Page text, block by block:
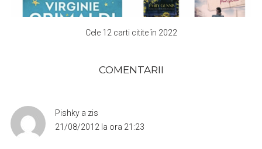
Cele 12 carti citite în 2022
COMENTARII
Pishky a zis
21/08/2012 la ora 21:23